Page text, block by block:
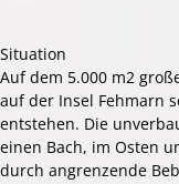
Situation
Auf dem 5.000 m2
auf der Insel Fehmarn
entstehen. Die
einen Bach, im Osten
durch angrenzende